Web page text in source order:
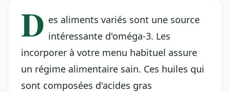
D es aliments variés sont une source
intéressante d'oméga-3. Les
incorporer à votre menu habituel assure
un régime alimentaire sain. Ces huiles qui
sont composées d'acides gras